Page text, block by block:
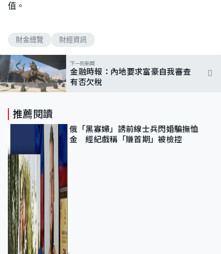
值。
財金總覽 財經資訊
下一則新聞
金融時報：內地要求富豪自我審查
有否欠稅
推薦閱讀
俄「黑寡婦」誘前線士兵閃婚騙撫恤
金 經紀戲稱「賺首期」被檢控